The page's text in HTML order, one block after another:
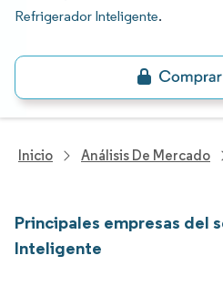
Refrigerador Inteligente.
Inicio Análisis De Mercado
Principales empresas del
Inteligente